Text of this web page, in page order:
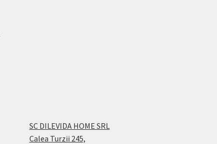
SC DILEVIDA HOME SRL
Calea Turzii 245,